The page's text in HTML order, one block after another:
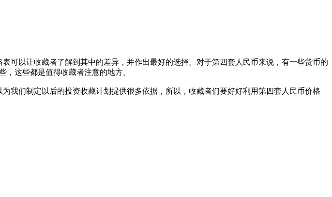
以让收藏者了解到其中的差异，并作出最好的选择。对于第四套人民币来说，有一些货币的
这些都是值得收藏者注意的地方。
们制定以后的投资收藏计划提供很多依据，所以，收藏者们要好好利用第四套人民币价格